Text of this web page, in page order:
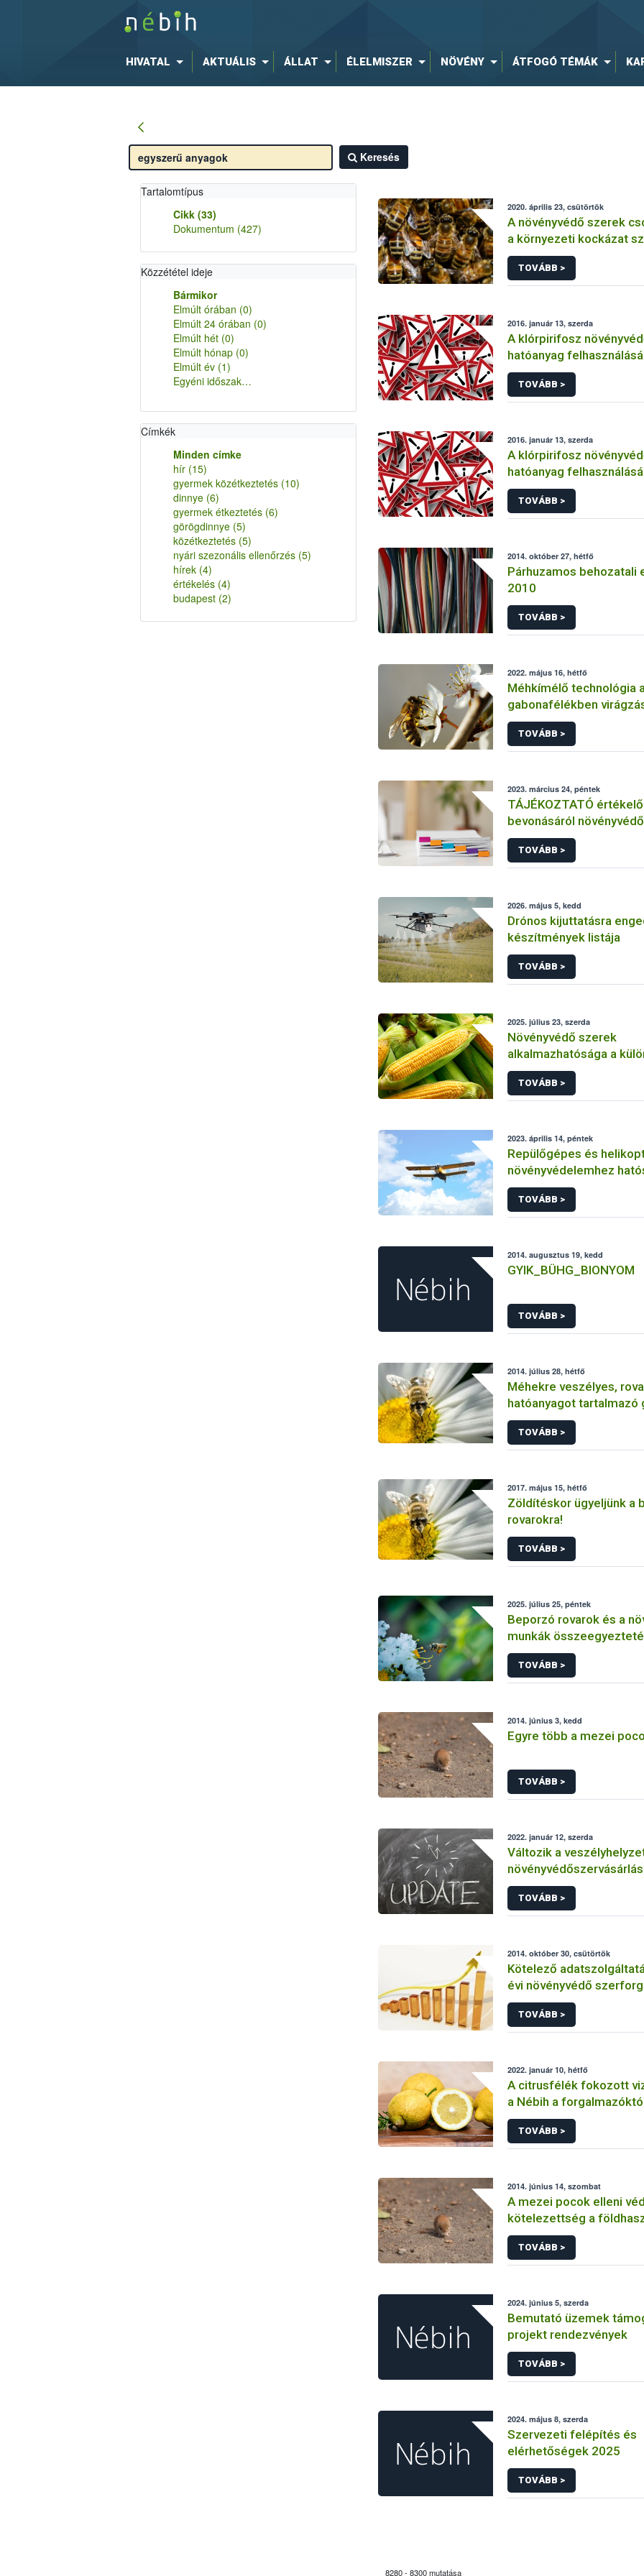
HIVATAL AKTUÁLIS ÁLLAT ÉLELMISZER NÖVÉNY ÁTFOGÓ TÉMÁK
Keresés
Tartalomtípus
Cikk (33)
Dokumentum (427)
Közzététel ideje
Bármikor
Elmúlt órában (0)
Elmúlt 24 órában (0)
Elmúlt hét (0)
Elmúlt hónap (0)
Elmúlt év (1)
Egyéni időszak…
Címkék
Minden címke
hír (15)
gyermek közétkeztetés (10)
dinnye (6)
gyermek étkeztetés (6)
görögdinnye (5)
közétkeztetés (5)
nyári szezonális ellenőrzés (5)
hírek (4)
értékelés (4)
budapest (2)
2020. április 23, csütörtök
A növényvédő szerek
a környezeti kockázat
TOVÁBB >
2016. január 13, szerda
A klórpirifosz
hatóanyag
korlátozása
TOVÁBB >
2016. január 13, szerda
A klórpirifosz
hatóanyag
korlátozása
TOVÁBB >
2014. október 27, hétfő
Párhuzamos behozatali
2010
TOVÁBB >
2022. május 16, hétfő
Méhkímélő technológia
gabonafélékben
TOVÁBB >
2023. március 24, péntek
TÁJÉKOZTATÓ
bevonásáról
hatóanyag és
engedélyezésére,
engedély
TOVÁBB >
2026. május 5, kedd
Drónos kijuttatásra
készítmények listája
TOVÁBB >
2025. július 23, szerda
Növényvédő szerek
alkalmazhatósága a
kukorica kultúrákban
TOVÁBB >
2023. április 14, péntek
Repülőgépes és
növényvédelemhez
engedéllyel rendelkező
TOVÁBB >
2014. augusztus 19, kedd
GYIK_BÜHG_BIONYOM
TOVÁBB >
2014. július 28, hétfő
Méhekre veszélyes,
hatóanyagot tartalmazó
növényvédő szert vont ki
forgalomból a NÉBIH
TOVÁBB >
2017. május 15, hétfő
Zöldítéskor ügyeljünk a
rovarokra!
TOVÁBB >
2025. július 25, péntek
Beporzó rovarok és a
munkák
fókuszban a méhészet
TOVÁBB >
2014. június 3, kedd
Egyre több a mezei
TOVÁBB >
2022. január 12, szerda
Változik a
engedélyekkel
szabályozás
TOVÁBB >
2014. október 30, csütörtök
Kötelező
évi növényvédő
TOVÁBB >
2022. január 10, hétfő
A citrusfélék fokozott
a Nébih a
TOVÁBB >
2014. június 14, szombat
A mezei pocok elleni
kötelezettség a
kiemelt feladata
TOVÁBB >
2024. június 5, szerda
Bemutató üzemek
projekt rendezvények
TOVÁBB >
2024. május 8, szerda
Szervezeti felépítés és
elérhetőségek 2025
TOVÁBB >
8280 - 8300 mutatása